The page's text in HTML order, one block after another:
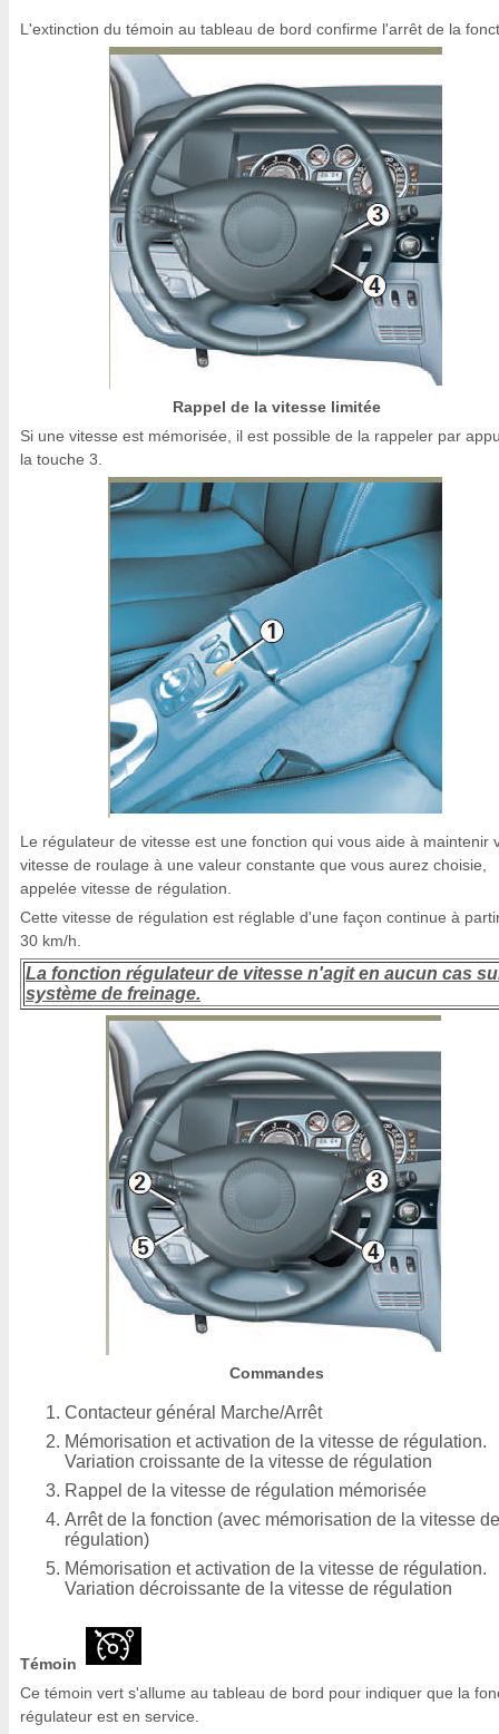
L'extinction du témoin au tableau de bord confirme l'arrêt de la
Rappel de la vitesse limitée
Si une vitesse est mémorisée, il est possible de la rappeler par
la touche 3.
Le régulateur de vitesse est une fonction qui vous aide à maintenir
vitesse de roulage à une valeur constante que vous aurez choisie,
appelée vitesse de régulation.
Cette vitesse de régulation est réglable d'une façon continue à
30 km/h.
La fonction régulateur de vitesse n'agit en aucun cas
système de freinage.
Commandes
Contacteur général Marche/Arrêt
Mémorisation et activation de la vitesse de régulation.
Variation croissante de la vitesse de régulation
Rappel de la vitesse de régulation mémorisée
Arrêt de la fonction (avec mémorisation de la vitesse de
régulation)
Mémorisation et activation de la vitesse de régulation.
Variation décroissante de la vitesse de régulation
Témoin
Ce témoin vert s'allume au tableau de bord pour indiquer que la
régulateur est en service.